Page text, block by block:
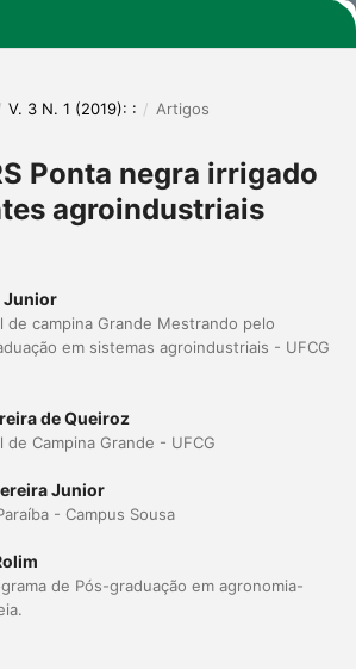
V. 3 N. 1 (2019): : / Artigos
Ponta negra irrigado
agroindustriais
Junior
de campina Grande Mestrando pelo
em sistemas agroindustriais - UFCG
de Queiroz
de Campina Grande - UFCG
Junior
- Campus Sousa
de Pós-graduação em agronomia-